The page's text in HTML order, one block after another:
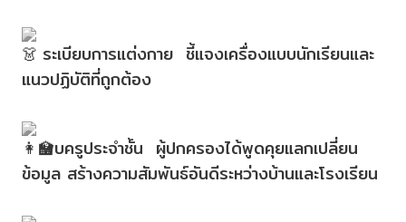
ระเบียบการแต่งกาย ชี้แจงเครื่องแบบนักเรียนและ
แนวปฏิบัติที่ถูกต้อง
พบครูประจำชั้น ผู้ปกครองได้พูดคุยแลกเปลี่ยน
ข้อมูล สร้างความสัมพันธ์อันดีระหว่างบ้านและโรงเรียน